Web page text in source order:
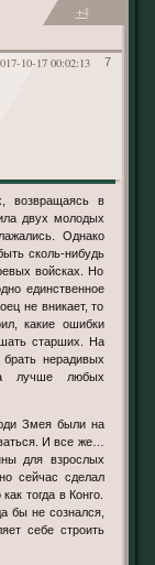
+4
7
10-17 00:02:13
двух молодых
Однако
сколь-нибудь
войсках. Но
единственное
не вникает, то
какие ошибки
старших. На
нерадивых
лучше любых
И все же…
для взрослых
сейчас сделал
тогда в Конго.
бы не сознался,
себе строить